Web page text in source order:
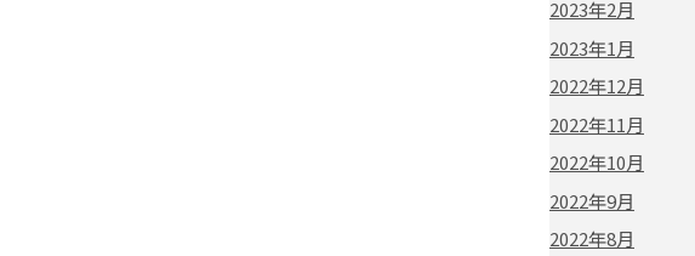
2023年2月
2023年1月
2022年12月
2022年11月
2022年10月
2022年9月
2022年8月